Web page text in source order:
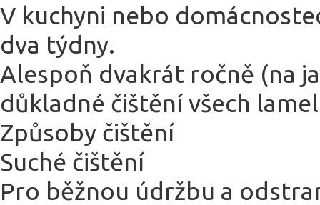
V kuchyni nebo
dva týdny.
Alespoň dvakrát ročně (na
důkladné čištění všech
Způsoby čištění
Suché čištění
Pro běžnou údržbu a